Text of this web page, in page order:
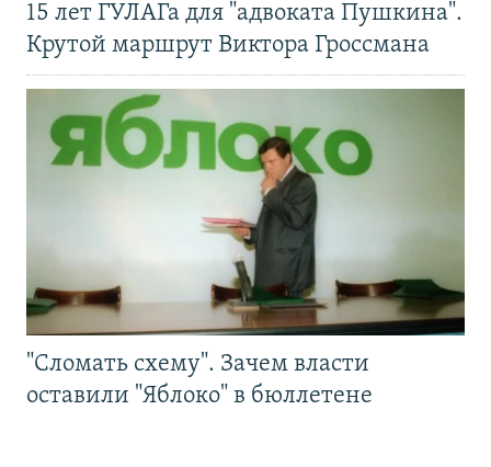
15 лет ГУЛАГа для "адвоката Пушкина".
Крутой маршрут Виктора Гроссмана
"Сломать схему". Зачем власти
оставили "Яблоко" в бюллетене